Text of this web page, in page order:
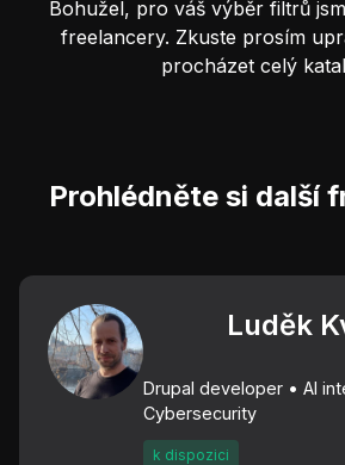
Bohužel, pro váš výběr filtrů
freelancery. Zkuste prosím
procházet celý
Prohlédněte si další
Luděk
Drupal developer • AI
Cybersecurity
k dispozici